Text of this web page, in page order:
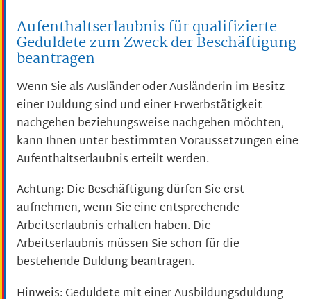
Aufenthaltserlaubnis für qualifizierte
Geduldete zum Zweck der Beschäftigung
beantragen
Wenn Sie als Ausländer oder Ausländerin im Besitz
einer Duldung sind und einer Erwerbstätigkeit
nachgehen beziehungsweise nachgehen möchten,
kann Ihnen unter bestimmten Voraussetzungen eine
Aufenthaltserlaubnis erteilt werden.
Achtung: Die Beschäftigung dürfen Sie erst
aufnehmen, wenn Sie eine entsprechende
Arbeitserlaubnis erhalten haben. Die
Arbeitserlaubnis müssen Sie schon für die
bestehende Duldung beantragen.
Hinweis: Geduldete mit einer Ausbildungsduldung